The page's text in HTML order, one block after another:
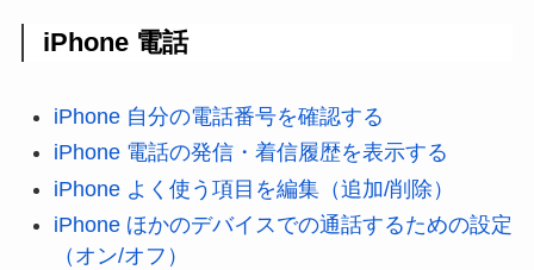
iPhone 電話
iPhone 自分の電話番号を確認する
iPhone 電話の発信・着信履歴を表示する
iPhone よく使う項目を編集（追加/削除）
iPhone ほかのデバイスでの通話するための設定
（オン/オフ）